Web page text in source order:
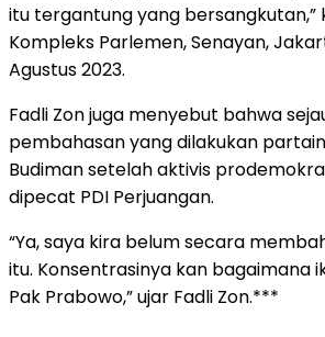
itu tergantung yang bersangkutan,”
Kompleks Parlemen, Senayan,
Agustus 2023.
Fadli Zon juga menyebut bahwa
pembahasan yang dilakukan
Budiman setelah aktivis
dipecat PDI Perjuangan.
“Ya, saya kira belum secara
itu. Konsentrasinya kan bagaimana
Pak Prabowo,” ujar Fadli Zon.***